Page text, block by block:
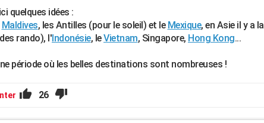
quelques idées :
Maldives, les Antilles (pour le soleil) et le Mexique, en Asie il y a la
rando), l'Indonésie, leVietnam, Singapore, Hong Kong...
période où les belles destinations sont nombreuses !
26